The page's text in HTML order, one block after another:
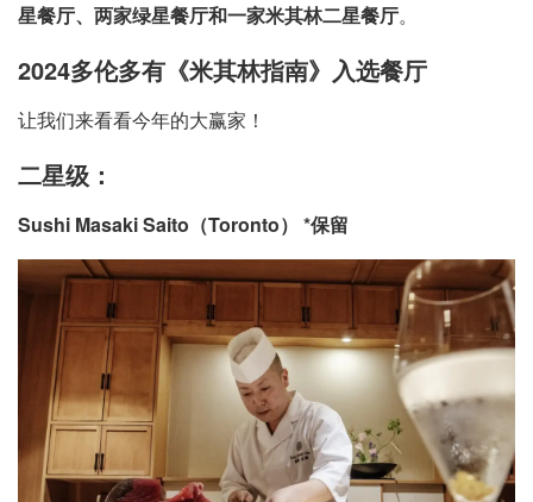
星餐厅、两家绿星餐厅和一家米其林二星餐厅。
2024多伦多有《米其林指南》入选餐厅
让我们来看看今年的大赢家！
二星级：
Sushi Masaki Saito（Toronto） *保留